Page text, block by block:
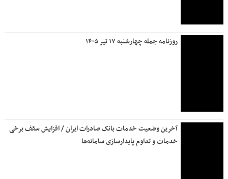
روزنامه جمله چهارشنبه ۱۷ تیر ۱۴۰۵
آخرین وضعیت خدمات بانک صادرات ایران / افزایش سقف برخی
خدمات و تداوم پایدارسازی سامانه‌ها